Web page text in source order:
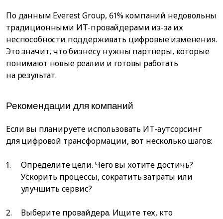
По данным Everest Group, 61% компаний недовольны
традиционными ИТ-провайдерами из-за их
неспособности поддерживать цифровые изменения.
Это значит, что бизнесу нужны партнеры, которые
понимают новые реалии и готовы работать
на результат.
Рекомендации для компаний
Если вы планируете использовать ИТ-аутсорсинг
для цифровой трансформации, вот несколько шагов:
Определите цели. Чего вы хотите достичь?
Ускорить процессы, сократить затраты или
улучшить сервис?
Выберите провайдера. Ищите тех, кто